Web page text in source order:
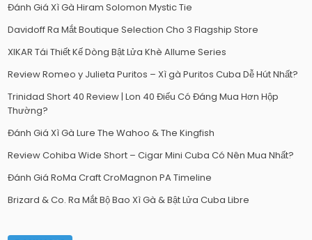
Đánh Giá Xì Gà Hiram Solomon Mystic Tie
Davidoff Ra Mắt Boutique Selection Cho 3 Flagship Store
XIKAR Tái Thiết Kế Dòng Bật Lửa Khè Allume Series
Review Romeo y Julieta Puritos – Xì gà Puritos Cuba Dễ Hút Nhất?
Trinidad Short 40 Review | Lon 40 Điếu Có Đáng Mua Hơn Hộp
Thường?
Đánh Giá Xì Gà Lure The Wahoo & The Kingfish
Review Cohiba Wide Short – Cigar Mini Cuba Có Nên Mua Nhất?
Đánh Giá RoMa Craft CroMagnon PA Timeline
Brizard & Co. Ra Mắt Bộ Bao Xì Gà & Bật Lửa Cuba Libre